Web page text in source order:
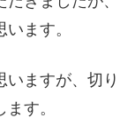
ます。
ますが、切り
す。